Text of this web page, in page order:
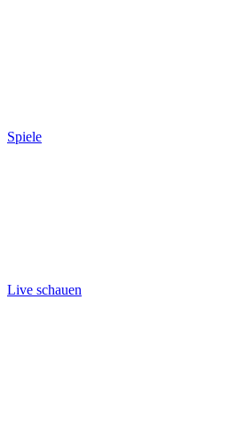
Spiele
Live schauen